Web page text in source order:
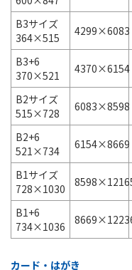
B3サイズ
364×515
4299×6083
B3+6
370×521
4370×6154
B2サイズ
515×728
6083×8598
B2+6
521×734
6154×8669
B1サイズ
728×1030
B1+6
734×1036
カード・はがき